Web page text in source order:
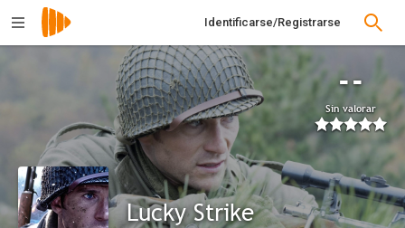
Identificarse/Registrarse
--
Sin valorar
Lucky Strike